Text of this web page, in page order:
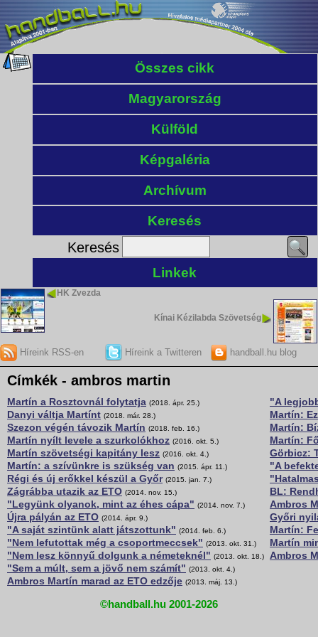
Összes cikk
Magyarország
Külföld
Képgaléria
Archívum
Keresés
Keresés
Linkek
HK Zvezda
Kínai Kézilabda Szövetség
Híreink RSS-en Híreink a Twitteren handball.hu blog
Címkék - ambros martin
Martín a Rosztovnál folytatja (2018. ápr. 25.)
Danyi váltja Martínt (2018. már. 28.)
Szezon végén távozik Martín (2018. feb. 16.)
Martín nyílt levele a szurkolókhoz (2016. okt. 5.)
Martín szövetségi kapitány lesz (2016. okt. 4.)
Martín: a szívünkre is szükség van (2015. ápr. 11.)
Régi és új erőkkel készül a Győr (2015. jan. 7.)
Zágrábba utazik az ETO (2014. nov. 15.)
"Legyünk olyanok, mint az éhes cápa" (2014. nov. 7.)
Újra pályán az ETO (2014. ápr. 9.)
"A saját szintünk alatt játszottunk" (2014. feb. 6.)
"Nem lefutottak még a csoportmeccsek" (2013. okt. 31.)
"Nem lesz könnyű dolgunk a németeknél" (2013. okt. 18.)
"Sem a múlt, sem a jövő nem számít" (2013. okt. 4.)
Ambros Martín marad az ETO edzője (2013. máj. 13.)
"A
Martín:
Martín:
Martín:
Görbicz:
"A
BL:
Ambros
Győri
Martín:
Martín
Ambros
©handball.hu 2001-2026